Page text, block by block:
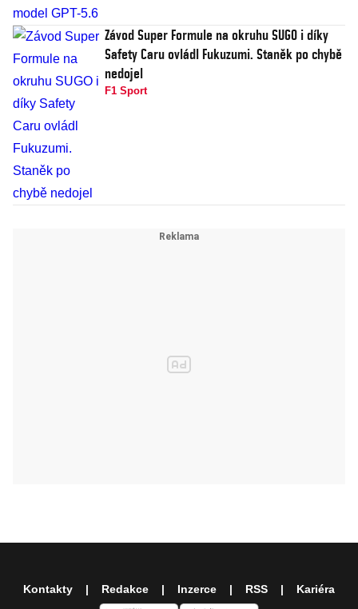
Závod Super Formule na okruhu SUGO i díky
Safety Caru ovládl Fukuzumi. Staněk po chybě
nedojel
F1 Sport
Kontakty Redakce Inzerce RSS Kariéra